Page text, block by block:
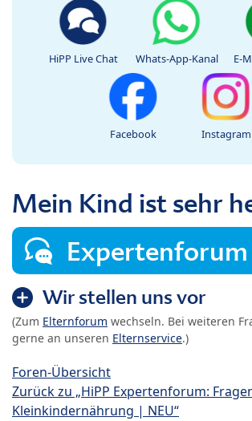
HiPP Live Chat Whats-App-Kanal E-
Facebook Instagram
Mein Kind ist sehr
Expertenforum
Wir stellen uns vor
(Zum Elternforum wechseln. Bei weiteren
gerne an unseren Elternservice.)
Foren-Übersicht
Zurück zu „HiPP Expertenforum:
Kleinkindernährung | NEU“